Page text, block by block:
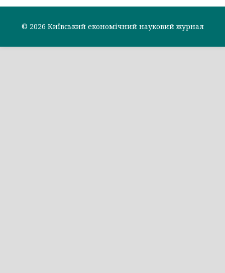
© 2026 Київський економічний науковий журнал